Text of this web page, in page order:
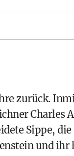
zurück.
Charles
Sippe,
und ihr